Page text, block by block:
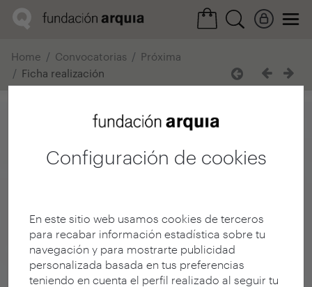
Configuración de cookies
En este sitio web usamos cookies de terceros
para recabar información estadística sobre tu
navegación y para mostrarte publicidad
personalizada basada en tus preferencias
teniendo en cuenta el perfil realizado al seguir tu
Home Convocatorias
Próxima
Ficha realización